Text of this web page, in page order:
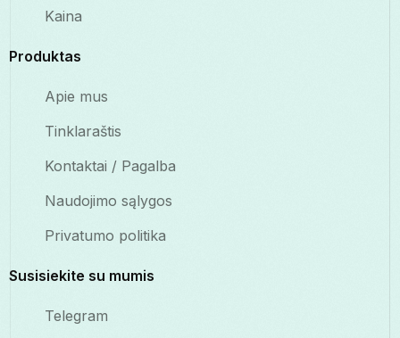
Kaina
Produktas
Apie mus
Tinklaraštis
Kontaktai / Pagalba
Naudojimo sąlygos
Privatumo politika
Susisiekite su mumis
Telegram